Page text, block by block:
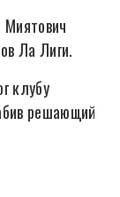
Ла Лиги.
клубу
решающий